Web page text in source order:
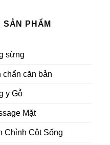
SẢN PHẨM
sừng
chẩn căn bản
y Gỗ
Mặt
Chỉnh Cột Sống